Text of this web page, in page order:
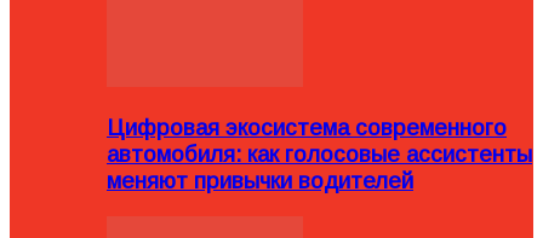
Цифровая экосистема современного
автомобиля: как голосовые ассистенты
меняют привычки водителей